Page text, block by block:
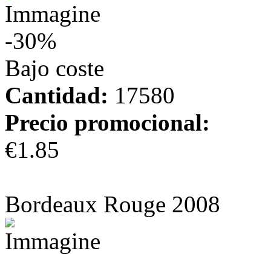
-30%
Bajo coste
Cantidad: 17580
Precio promocional:
€1.85
Bordeaux Rouge 2008